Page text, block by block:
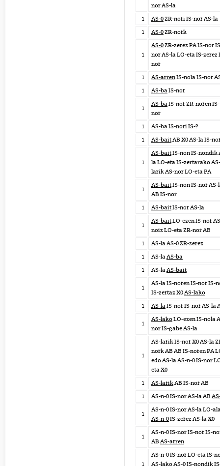
nor AS-la
1
AS-0ZR-nori IS-nor AS-la
1
AS-0ZR-nork
1
AS-0ZR-zerez PA IS-nor
nor AS-la LO-eta IS-zerez
nor
1
AS-arrenIS-nola IS-nor
1
AS-baIS-nor
1
AS-baIS-nor ZR-noren IS-
nor
1
AS-baIS-nori IS-?
1
AS-baitAB X0 AS-la IS-
1
AS-baitIS-non IS-nondik
la LO-eta IS-zertarako AS-
larik AS-nor LO-eta PA
1
AS-baitIS-non IS-nor AS-
AB IS-nor
1
AS-baitIS-nor AS-la
1
AS-baitLO-ezen IS-nor
noiz LO-eta ZR-nor AB
1
AS-laAS-0ZR-zerez
1
AS-laAS-ba
1
AS-laAS-bait
1
AS-la IS-noren IS-nor IS-
IS-zertaz X0AS-lako
1
AS-laIS-nor IS-nor AS-la
1
AS-lakoLO-ezen IS-nola
nor IS-gabe AS-la
1
AS-larik IS-nor X0 AS-la
nork AB AB IS-noren PA
edo AS-laAS-n-0IS-nor
eta X0
1
AS-larikAB IS-nor AB
1
AS-n-0 IS-nor AS-la AB
1
AS-n-0 IS-nor AS-la LO-
AS-n-0IS-zerez AS-la X0
1
AS-n-0 IS-nor IS-nor IS-
AB AS-arren
1
AS-n-0 IS-nor LO-eta IS-
AS-lakoAS-0IS-nondik